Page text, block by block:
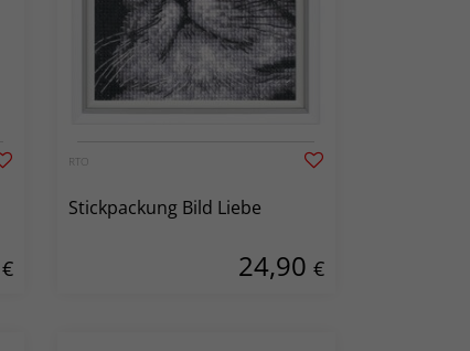
€
RTO
Stickpackung Bild Liebe
24,90 €